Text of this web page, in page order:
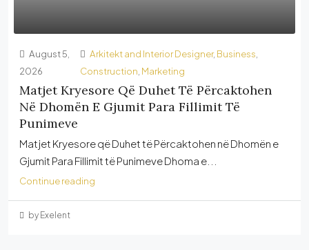
August 5,
2026
Arkitekt and Interior Designer, Business
Construction Marketing
Matjet Kryesore Që Duhet Të Përcaktohen
Në Dhomën E Gjumit Para Fillimit Të
Punimeve
Matjet Kryesore që Duhet të Përcaktohen në Dhomën e
Gjumit Para Fillimit të Punimeve Dhoma e...
Continue reading
by Exelent